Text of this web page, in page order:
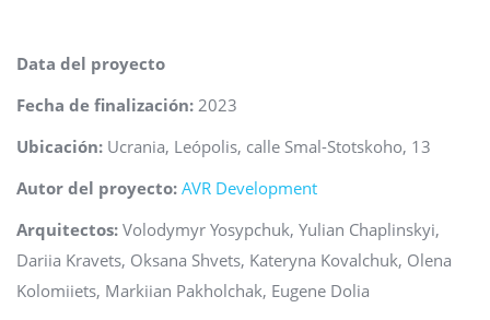
Data del proyecto
Fecha de finalización: 2023
Ubicación: Ucrania, Leópolis, calle Smal-Stotskoho, 13
Autor del proyecto: AVR Development
Arquitectos: Volodymyr Yosypchuk, Yulian Chaplinskyi,
Dariia Kravets, Oksana Shvets, Kateryna Kovalchuk, Olena
Kolomiiets, Markiian Pakholchak, Eugene Dolia